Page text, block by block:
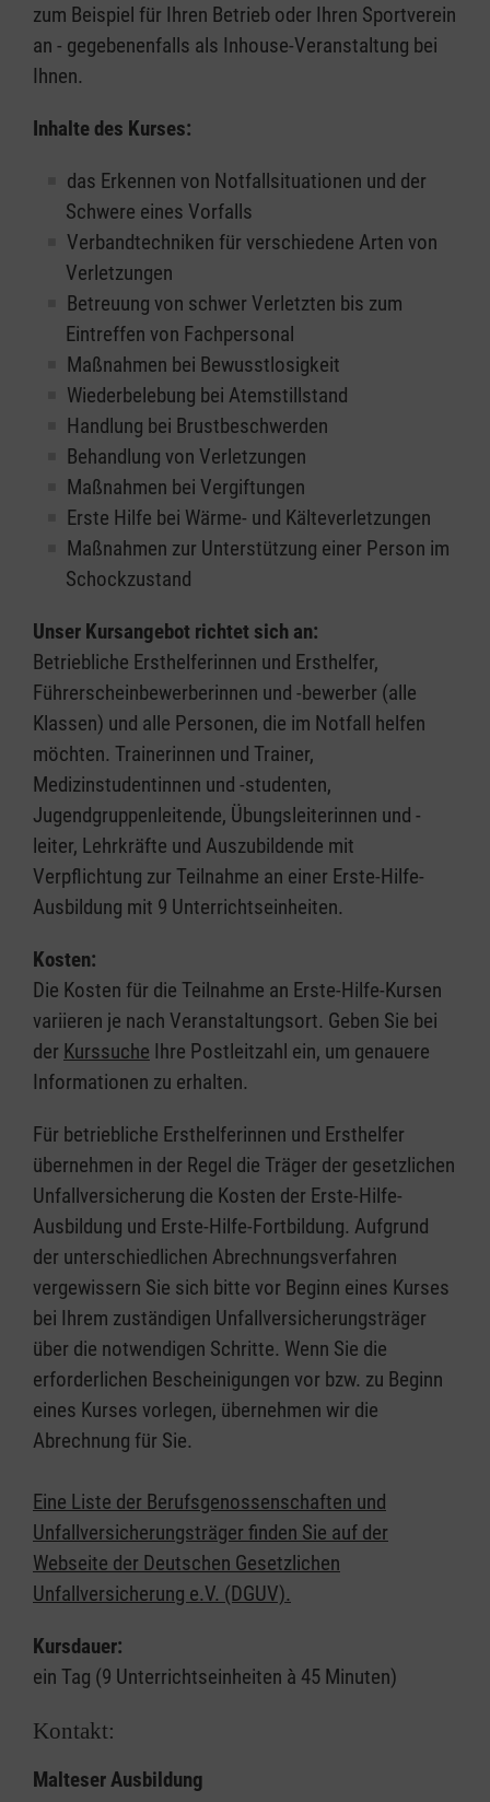
zum Beispiel für Ihren Betrieb oder Ihren Sportverein
an - gegebenenfalls als Inhouse-Veranstaltung bei
Ihnen.
Inhalte des Kurses:
das Erkennen von Notfallsituationen und der
Schwere eines Vorfalls
Verbandtechniken für verschiedene Arten von
Verletzungen
Betreuung von schwer Verletzten bis zum
Eintreffen von Fachpersonal
Maßnahmen bei Bewusstlosigkeit
Wiederbelebung bei Atemstillstand
Handlung bei Brustbeschwerden
Behandlung von Verletzungen
Maßnahmen bei Vergiftungen
Erste Hilfe bei Wärme- und Kälteverletzungen
Maßnahmen zur Unterstützung einer Person im
Schockzustand
Unser Kursangebot richtet sich an:
Betriebliche Ersthelferinnen und Ersthelfer,
Führerscheinbewerberinnen und -bewerber (alle
Klassen) und alle Personen, die im Notfall helfen
möchten. Trainerinnen und Trainer,
Medizinstudentinnen und -studenten,
Jugendgruppenleitende, Übungsleiterinnen und -
leiter, Lehrkräfte und Auszubildende mit
Verpflichtung zur Teilnahme an einer Erste-Hilfe-
Ausbildung mit 9 Unterrichtseinheiten.
Kosten:
Die Kosten für die Teilnahme an Erste-Hilfe-Kursen
variieren je nach Veranstaltungsort. Geben Sie bei
der Kurssuche Ihre Postleitzahl ein, um genauere
Informationen zu erhalten.
Für betriebliche Ersthelferinnen und Ersthelfer
übernehmen in der Regel die Träger der gesetzlichen
Unfallversicherung die Kosten der Erste-Hilfe-
Ausbildung und Erste-Hilfe-Fortbildung. Aufgrund
der unterschiedlichen Abrechnungsverfahren
vergewissern Sie sich bitte vor Beginn eines Kurses
bei Ihrem zuständigen Unfallversicherungsträger
über die notwendigen Schritte. Wenn Sie die
erforderlichen Bescheinigungen vor bzw. zu Beginn
eines Kurses vorlegen, übernehmen wir die
Abrechnung für Sie.
Eine Liste der Berufsgenossenschaften und
Unfallversicherungsträger finden Sie auf der
Webseite der Deutschen Gesetzlichen
Unfallversicherung e.V. (DGUV).
Kursdauer:
ein Tag (9 Unterrichtseinheiten à 45 Minuten)
Kontakt:
Malteser Ausbildung